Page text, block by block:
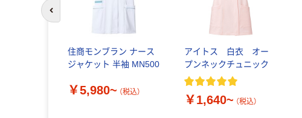
住商モンブラン ナース
ジャケット 半袖 MN500
￥5,980~ （税込）
アイトス 白衣 オー
プンネックチュニック
￥1,640~ （税込）
前のスライドへ